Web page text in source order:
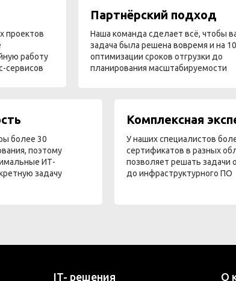
проектов
работу
сервисов
более 30
поэтому
ИТ-
задачу
Комплексная
У наших специалистов
сертификатов в разных
позволяет решать задачи
до инфраструктурного ПО
Партнёрский подход
Наша команда сделает всё, чтобы
задача была решена вовремя и на
оптимизации сроков отгрузки до
планирования масштабируемости
О
IT- решения